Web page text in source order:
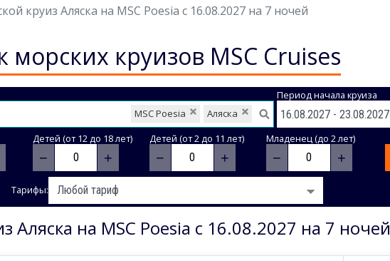
круиз Аляска на MSC Poesia с 16.08.2027 на 7 ночей
морских круизов MSC Cruises
Аляска
MSC Poesia
Период начала круиза
Детей (от 12 до 18 лет)
− +
Детей (от 2 до 11 лет)
− +
Младенец (до 2 лет)
− +
Тарифы:
Аляска на MSC Poesia с 16.08.2027 на 7 ночей